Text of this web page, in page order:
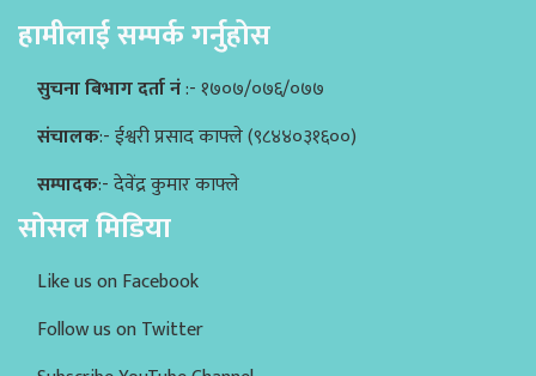
हामीलाई सम्पर्क गर्नुहोस
सुचना बिभाग दर्ता नं:- १७०७/०७६/०७७
संचालक:- ईश्वरी प्रसाद काफ्ले (९८४४०३१६००)
सम्पादक:- देवेंद्र कुमार काफ्ले
सोसल मिडिया
Like us on Facebook
Follow us on Twitter